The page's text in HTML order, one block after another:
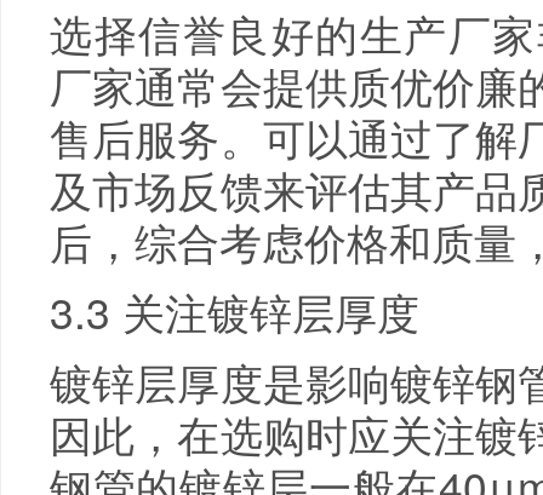
选择信誉良好的生产厂
厂家通常会提供质优价廉
售后服务。可以通过了解
及市场反馈来评估其产品
后，综合考虑价格和质量
3.3 关注镀锌层厚度
镀锌层厚度是影响镀锌钢
因此，在选购时应关注镀